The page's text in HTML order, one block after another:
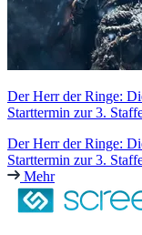
Der Herr der Ringe:
Starttermin zur 3.
Der Herr der Ringe:
Starttermin zur 3.
Mehr